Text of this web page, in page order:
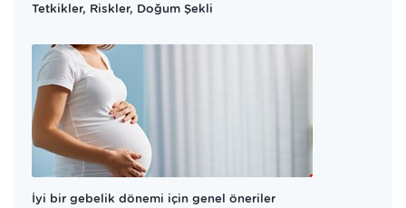
Tetkikler, Riskler, Doğum Şekli
İyi bir gebelik dönemi için genel öneriler